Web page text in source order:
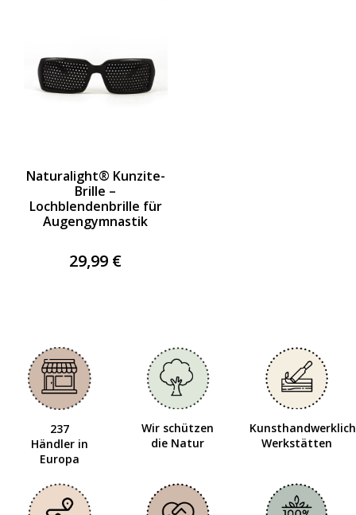
Naturalight® Kunzite-
Brille –
Lochblendenbrille für
Augengymnastik
29,99 €
237
Händler in
Europa
Wir schützen
die Natur
Werkstätten